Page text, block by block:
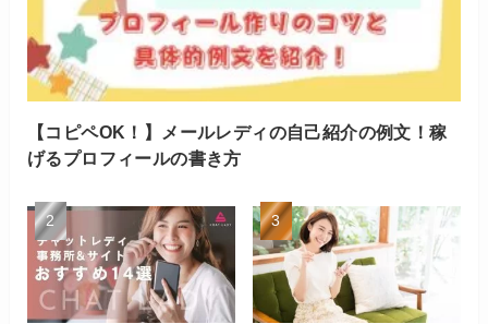
【コピペOK！】メールレディの自己紹介の例文！稼
げるプロフィールの書き方